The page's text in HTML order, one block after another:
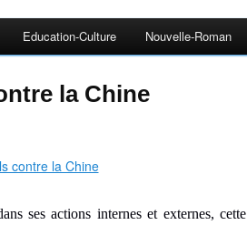
Education-Culture Nouvelle-Roman
la Chine
ses actions internes et externes, cette